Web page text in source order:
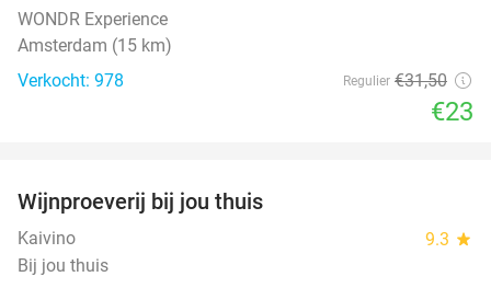
WONDR Experience
Amsterdam (15 km)
Verkocht: 978
Regulier €31,50
€23
Wijnproeverij bij jou thuis
Kaivino 9.3 star
Bij jou thuis